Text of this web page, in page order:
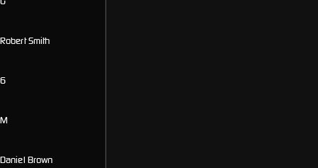
Robert Smith
6
M
Daniel Brown